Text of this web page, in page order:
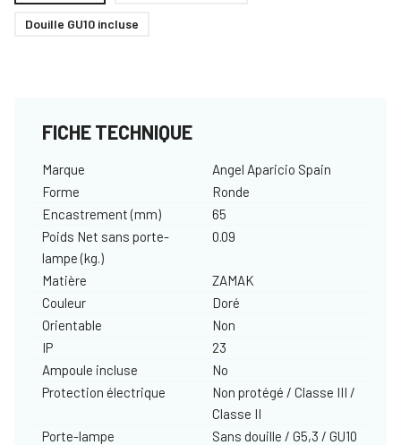
Douille GU10 incluse
FICHE TECHNIQUE
Marque
Angel Aparicio Spain
Forme
Ronde
Encastrement (mm)
65
Poids Net sans porte-
lampe (kg.)
0.09
Matière
ZAMAK
Couleur
Doré
Orientable
Non
IP
23
Ampoule incluse
No
Protection électrique
Non protégé / Classe III /
Classe II
Porte-lampe
Sans douille / G5,3 / GU10